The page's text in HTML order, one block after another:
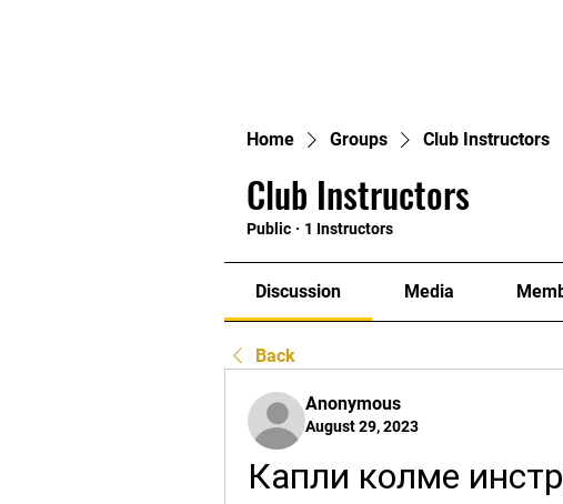
Home Groups Club Instructors
Club Instructors
Public · 1 Instructors
Discussion Media
Back
Anonymous
August 29, 2023
Капли колме